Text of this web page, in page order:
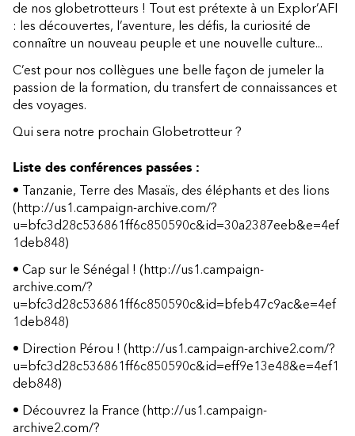
de nos globetrotteurs ! Tout est prétexte à un Explor’AFI
: les découvertes, l’aventure, les défis, la curiosité de
connaître un nouveau peuple et une nouvelle culture...
C’est pour nos collègues une belle façon de jumeler la
passion de la formation, du transfert de connaissances et
des voyages.
Qui sera notre prochain Globetrotteur ?
Liste des conférences passées :
• Tanzanie, Terre des Masaïs, des éléphants et des lions
(http://us1.campaign-archive.com/?
u=bfc3d28c536861ff6c850590c&id=30a2387eeb&e=4ef
1deb848)
• Cap sur le Sénégal ! (http://us1.campaign-
archive.com/?
u=bfc3d28c536861ff6c850590c&id=bfeb47c9ac&e=4ef
1deb848)
• Direction Pérou ! (http://us1.campaign-archive2.com/?
u=bfc3d28c536861ff6c850590c&id=eff9e13e48&e=4ef1
deb848)
• Découvrez la France (http://us1.campaign-
archive2.com/?